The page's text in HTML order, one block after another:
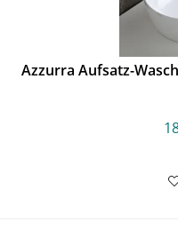
Azzurra Aufsatz-